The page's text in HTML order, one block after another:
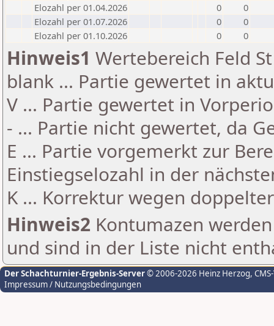
Elozahl per 01.04.2026
0
0
Elozahl per 01.07.2026
0
0
Elozahl per 01.10.2026
0 0
Hinweis1 Wertebereich Feld
blank ... Partie gewertet in
V ... Partie gewertet in
- ... Partie nicht gewertet, da
E ... Partie vorgemerkt zur
Einstiegselozahl in der
K ... Korrektur wegen
Hinweis2 Kontumazen
und sind in der Liste nicht
Der Schachturnier-Ergebnis-Server© 2006-2026 Heinz Herzog,
Impressum / Nutzungsbedingungen